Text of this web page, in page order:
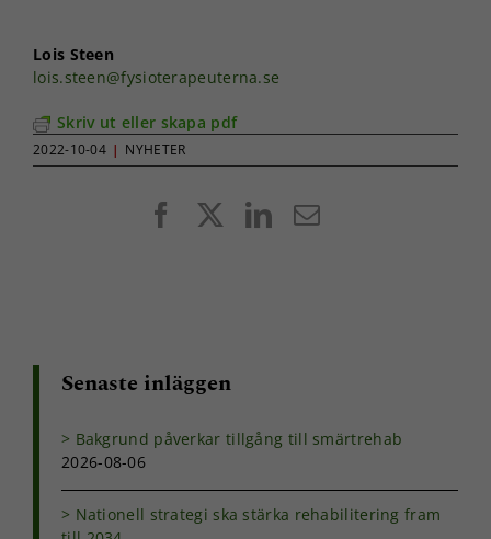
Lois Steen
lois.steen@fysioterapeuterna.se
Skriv ut eller skapa pdf
2022-10-04 | NYHETER
FacebookLinkedIn
E-
Senaste inläggen
Bakgrund påverkar tillgång till smärtrehab
2026-08-06
Nationell strategi ska stärka rehabilitering fram
Statistik
För att vi ska